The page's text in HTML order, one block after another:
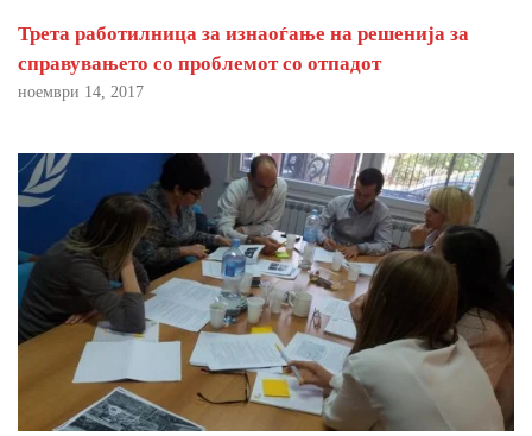
Трета работилница за изнаоѓање на решенија за
справувањето со проблемот со отпадот
ноември 14, 2017